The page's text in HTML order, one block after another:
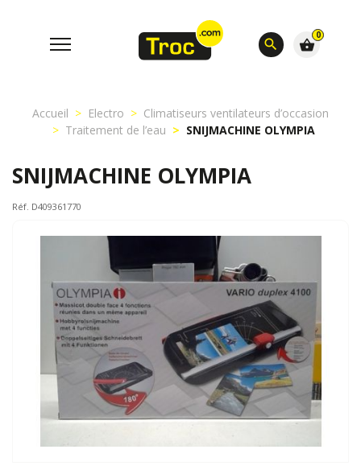
search
0
shopping_basket
Accueil Electro
Climatiseurs ventilateurs d’occasion
Traitement de l’eau
SNIJMACHINE OLYMPIA
SNIJMACHINE OLYMPIA
Réf. D409361770